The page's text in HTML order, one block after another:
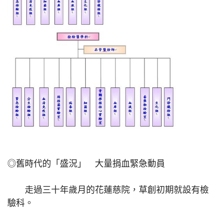
◎舊時代的「盛況」 大量捐血緊急動員
走過三十年歲月的花蓮慈院，草創初期就設有檢
驗科。